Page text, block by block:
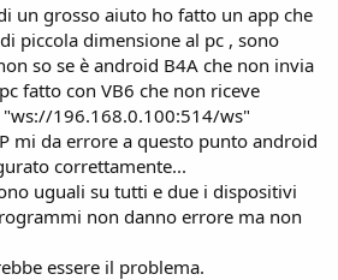
un grosso aiuto ho fatto un app che
piccola dimensione al pc , sono
so se è android B4A che non invia
fatto con VB6 che non riceve
"ws://196.168.0.100:514/ws"
mi da errore a questo punto android
correttamente...
uguali su tutti e due i dispositivi
non danno errore ma non
essere il problema.